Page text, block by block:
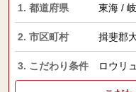
1. 都道府県 東海 /
2. 市区町村 揖斐郡
3. こだわり条件 ロウリュ